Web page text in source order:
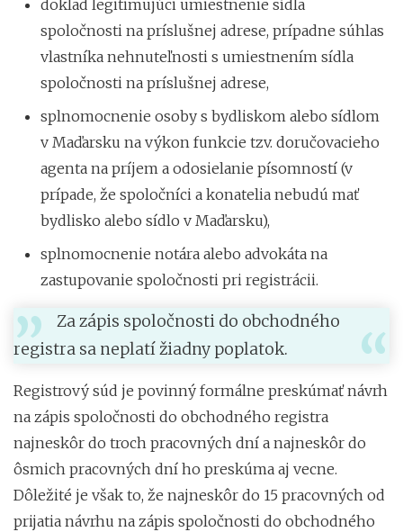
doklad legitimujúci umiestnenie sídla
spoločnosti na príslušnej adrese, prípadne súhlas
vlastníka nehnuteľnosti s umiestnením sídla
spoločnosti na príslušnej adrese,
splnomocnenie osoby s bydliskom alebo sídlom
v Maďarsku na výkon funkcie tzv. doručovacieho
agenta na príjem a odosielanie písomností (v
prípade, že spoločníci a konatelia nebudú mať
bydlisko alebo sídlo v Maďarsku),
splnomocnenie notára alebo advokáta na
zastupovanie spoločnosti pri registrácii.
Za zápis spoločnosti do obchodného
registra sa neplatí žiadny poplatok.
Registrový súd je povinný formálne preskúmať návrh
na zápis spoločnosti do obchodného registra
najneskôr do troch pracovných dní a najneskôr do
ôsmich pracovných dní ho preskúma aj vecne.
Dôležité je však to, že najneskôr do 15 pracovných od
prijatia návrhu na zápis spoločnosti do obchodného